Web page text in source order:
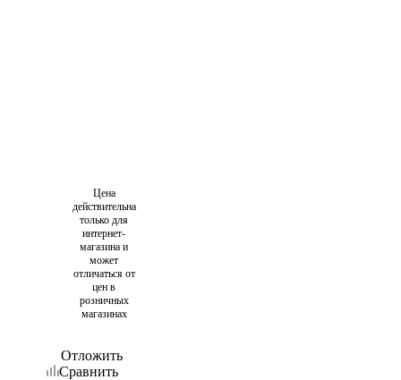
Цена
действительна
только для
интернет-
магазина и
может
отличаться от
цен в
розничных
магазинах
Отложить
Сравнить